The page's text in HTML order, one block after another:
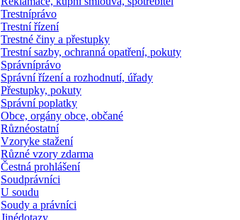
Trestníprávo
Trestní řízení
Trestné činy a přestupky
Trestní sazby, ochranná opatření, pokuty
Správníprávo
Správní řízení a rozhodnutí, úřady
Přestupky, pokuty
Správní poplatky
Obce, orgány obce, občané
Různéostatní
Vzoryke stažení
Různé vzory zdarma
Čestná prohlášení
Soudprávníci
U soudu
Soudy a právníci
Jinédotazy